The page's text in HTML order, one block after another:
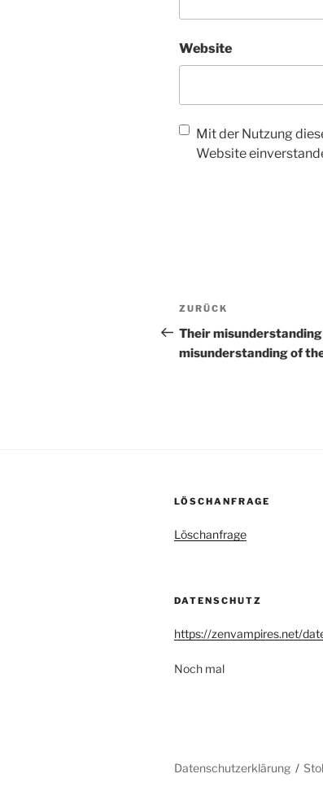
Website
Mit der Nutzung
Website
ZURÜCK
Their
misunderstanding of
LÖSCHANFRAGE
Löschanfrage
DATENSCHUTZ
https://zenvampires.net/
Noch mal
Datenschutzerklärung